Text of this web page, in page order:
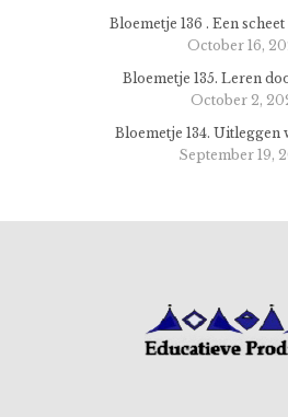
Bloemetje 136 . Een
October 16,
Bloemetje 135. Leren
October 2,
Bloemetje 134. Uitleggen
September 19,